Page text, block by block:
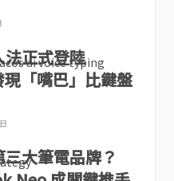
法正式登陸
「嘴巴」比鍵盤
大筆電品牌？